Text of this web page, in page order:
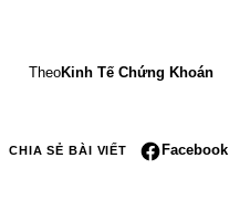
TheoKinh Tế Chứng Khoán
CHIA SẺ BÀI VIẾT Facebook